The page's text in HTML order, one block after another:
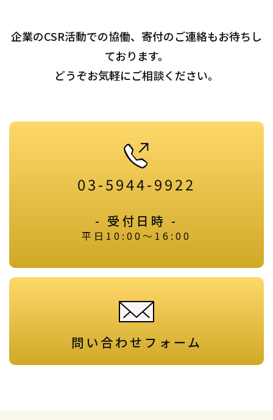
企業のCSR活動での協働、寄付のご連絡もお待ちし
ております。
どうぞお気軽にご相談ください。
03-5944-9922
- 受付日時 -
平日10:00～16:00
問い合わせフォーム